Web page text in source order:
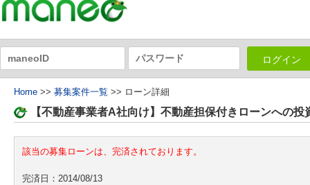
ログイン
Home >> 募集案件一覧 >> ローン詳細
【不動産事業者A社向け】不動産担保付きローンへの投
該当の募集ローンは、完済されております。
完済日：2014/08/13